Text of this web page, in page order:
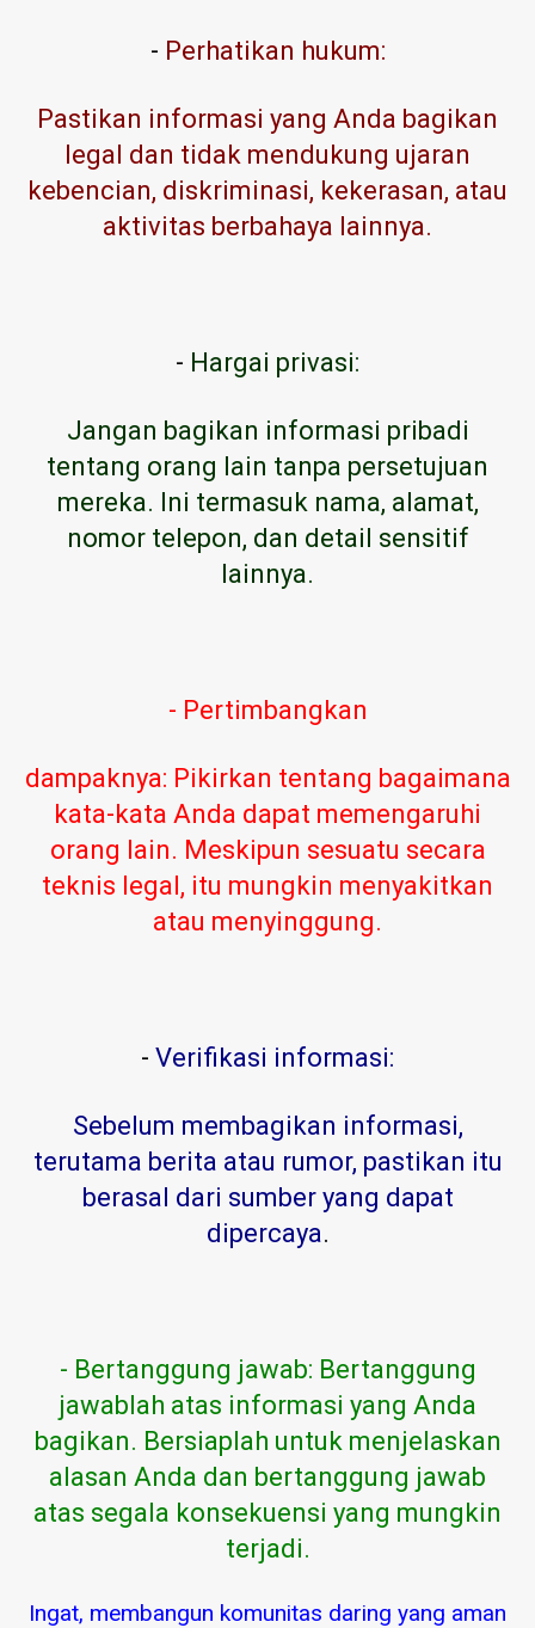
- Perhatikan hukum:
Pastikan informasi yang Anda bagikan
legal dan tidak mendukung ujaran
kebencian, diskriminasi, kekerasan, atau
aktivitas berbahaya lainnya.
- Hargai privasi:
Jangan bagikan informasi pribadi
tentang orang lain tanpa persetujuan
mereka. Ini termasuk nama, alamat,
nomor telepon, dan detail sensitif
lainnya.
- Pertimbangkan
dampaknya: Pikirkan tentang bagaimana
kata-kata Anda dapat memengaruhi
orang lain. Meskipun sesuatu secara
teknis legal, itu mungkin menyakitkan
atau menyinggung.
- Verifikasi informasi:
Sebelum membagikan informasi,
terutama berita atau rumor, pastikan itu
berasal dari sumber yang dapat
dipercaya.
- Bertanggung jawab: Bertanggung
jawablah atas informasi yang Anda
bagikan. Bersiaplah untuk menjelaskan
alasan Anda dan bertanggung jawab
atas segala konsekuensi yang mungkin
terjadi.
Ingat, membangun komunitas daring yang aman